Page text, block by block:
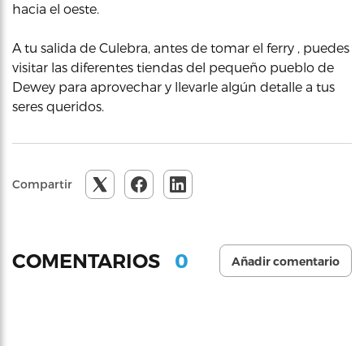
hacia el oeste.
A tu salida de Culebra, antes de tomar el ferry , puedes
visitar las diferentes tiendas del pequeño pueblo de
Dewey para aprovechar y llevarle algún detalle a tus
seres queridos.
Compartir
COMENTARIOS 0 Añadir comentario